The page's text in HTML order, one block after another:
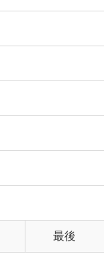
最後